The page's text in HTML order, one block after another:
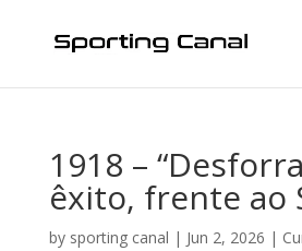
1918 –
êxito, frente ao
by sporting canal | Jun 2, 2026 |